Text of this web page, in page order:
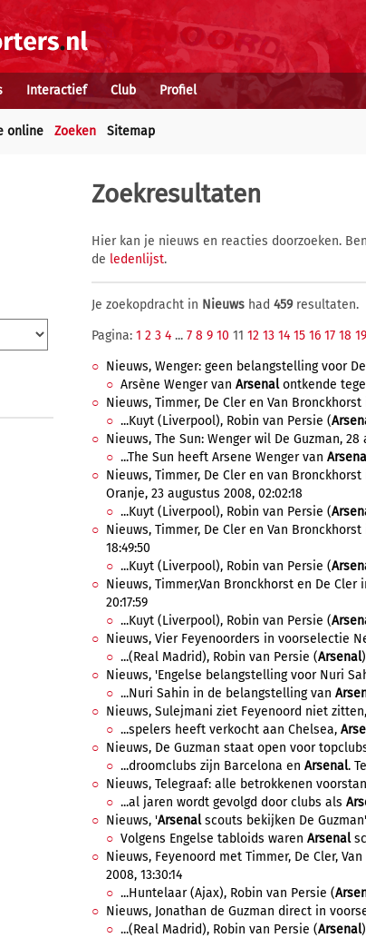
Interactief Club Profiel
online Zoeken Sitemap
Zoekresultaten
Hier kan je nieuws en reacties doorzoeken.
de ledenlijst.
Je zoekopdracht in Nieuws had 459resultaten.
Pagina: 1 2 3 4 ... 7 8 9 10 11 12 13 14 15 16 17 18 19
Nieuws, Wenger: geen belangstelling voor
Arsène Wenger van Arsenalontkende
Nieuws, Timmer, De Cler en Van
...Kuyt (Liverpool), Robin van Persie (
Nieuws, The Sun: Wenger wil De Guzman, 28
...The Sun heeft Arsene Wenger van
Nieuws, Timmer, De Cler en van
Oranje, 23 augustus 2008, 02:02:18
...Kuyt (Liverpool), Robin van Persie (
Nieuws, Timmer, De Cler en Van
18:49:50
...Kuyt (Liverpool), Robin van Persie (
Nieuws, Timmer,Van Bronckhorst en De
20:17:59
...Kuyt (Liverpool), Robin van Persie (
Nieuws, Vier Feyenoorders in voorselectie
...(Real Madrid), Robin van Persie (Arsenal
Nieuws, 'Engelse belangstelling voor Nuri
...Nuri Sahin in de belangstelling van
Nieuws, Sulejmani ziet Feyenoord niet zitten,
...spelers heeft verkocht aan Chelsea,
Nieuws, De Guzman staat open voor
...droomclubs zijn Barcelona en Arsenal.
Nieuws, Telegraaf: alle betrokkenen
...al jaren wordt gevolgd door clubs als
Nieuws, 'Arsenalscouts bekijken De
Volgens Engelse tabloids waren Arsenal
Nieuws, Feyenoord met Timmer, De Cler,
2008, 13:30:14
...Huntelaar (Ajax), Robin van Persie (
Nieuws, Jonathan de Guzman direct in
...(Real Madrid), Robin van Persie (Arsenal